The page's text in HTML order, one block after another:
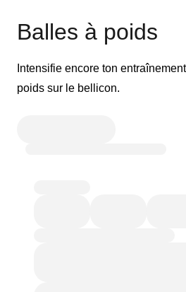
Balles à poids
Intensifie encore ton
poids sur le bellicon.